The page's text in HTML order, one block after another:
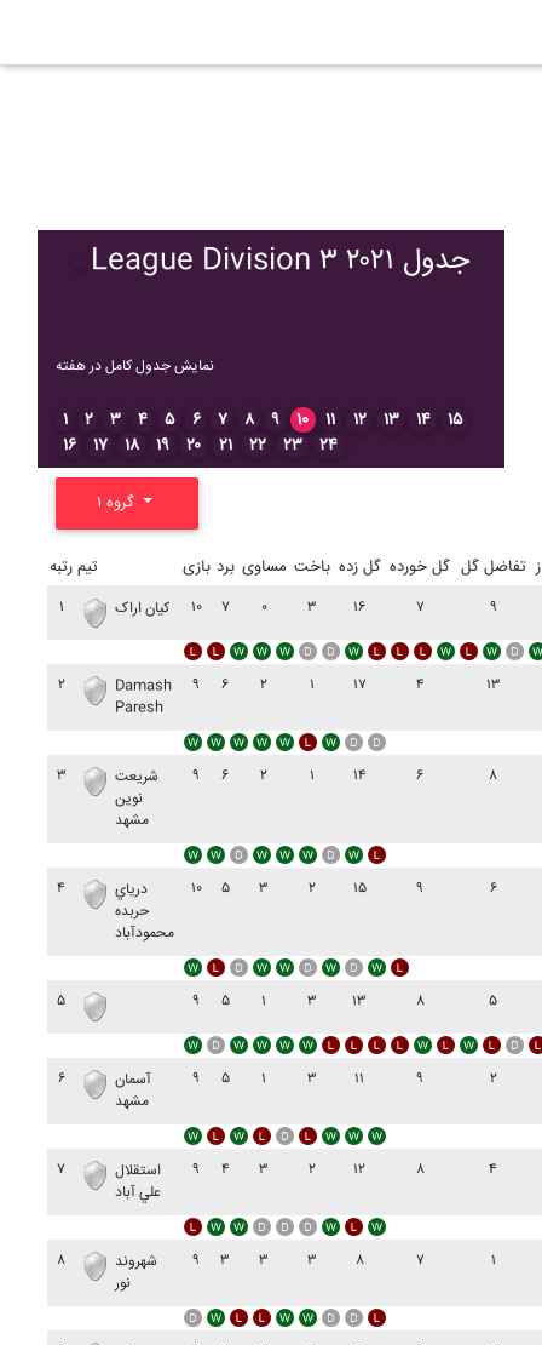
League Division ۳ ۲۰۲۱ جدول
نمایش جدول کامل در هفته
۱ ۲ ۳ ۴ ۵ ۶ ۷ ۸ ۹ ۱۰ ۱۱ ۱۲ ۱۳ ۱۴
۱۵
۱۶
۱۷ ۱۸ ۱۹ ۲۰ ۲۱ ۲۲ ۲۳ ۲۴
رتبه تیم بازی برد مساوی باخت گل زده گل خورده تفاضل گل
۱ کيان اراک ۱۰ ۷ ۰ ۳ ۱۶ ۷ ۹
۲
Damash
Paresh
۹ ۶ ۲ ۱ ۱۷ ۴ ۱۳
۳
شريعت
نوين
مشهد
۹ ۶ ۲ ۱ ۱۴ ۶ ۸
۴
درياي
حربده
محمودآباد
۱۰ ۵ ۳ ۲ ۱۵ ۹ ۶
۵ ۹ ۵ ۱ ۳ ۱۳ ۸ ۵
۶
آسمان
مشهد
۹ ۵ ۱ ۳ ۱۱ ۹ ۲
۷
استقلال
علي آباد
۹ ۴ ۳ ۲ ۱۲ ۸ ۴
۸
شهروند
نور
۹ ۳ ۳ ۳ ۸ ۷ ۱